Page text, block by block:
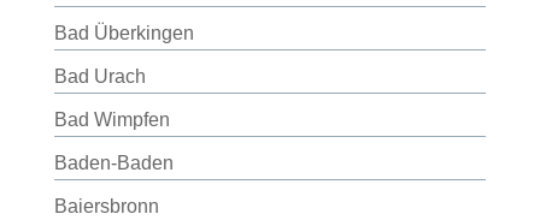
Bad Überkingen
Bad Urach
Bad Wimpfen
Baden-Baden
Baiersbronn